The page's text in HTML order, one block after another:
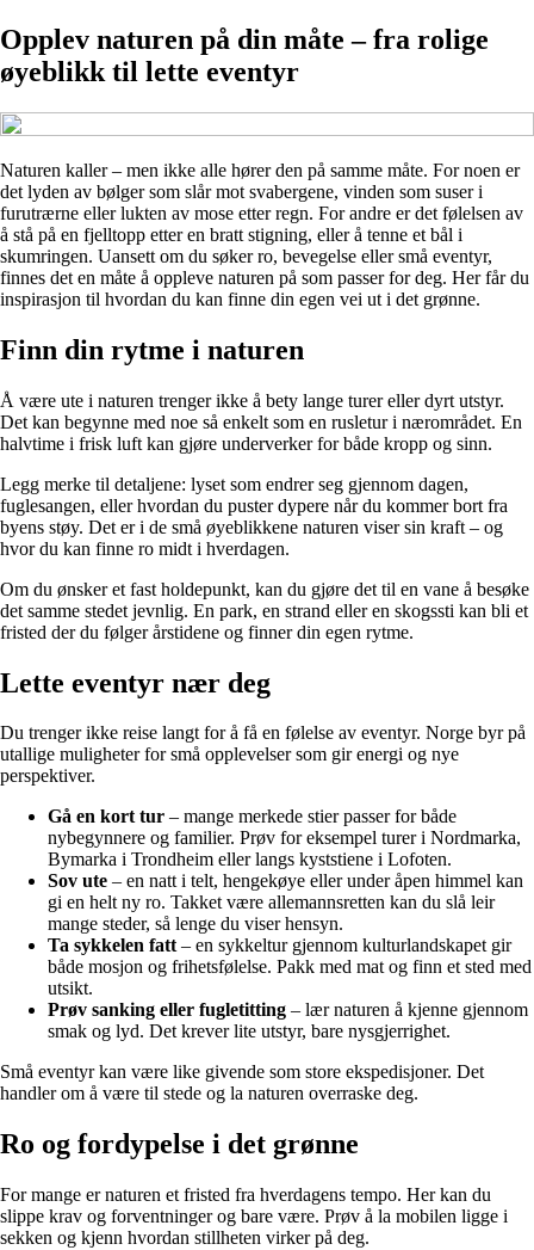
Opplev naturen på din måte – fra rolige
øyeblikk til lette eventyr
Naturen kaller – men ikke alle hører den på samme måte. For noen er
det lyden av bølger som slår mot svabergene, vinden som suser i
furutrærne eller lukten av mose etter regn. For andre er det følelsen av
å stå på en fjelltopp etter en bratt stigning, eller å tenne et bål i
skumringen. Uansett om du søker ro, bevegelse eller små eventyr,
finnes det en måte å oppleve naturen på som passer for deg. Her får du
inspirasjon til hvordan du kan finne din egen vei ut i det grønne.
Finn din rytme i naturen
Å være ute i naturen trenger ikke å bety lange turer eller dyrt utstyr.
Det kan begynne med noe så enkelt som en rusletur i nærområdet. En
halvtime i frisk luft kan gjøre underverker for både kropp og sinn.
Legg merke til detaljene: lyset som endrer seg gjennom dagen,
fuglesangen, eller hvordan du puster dypere når du kommer bort fra
byens støy. Det er i de små øyeblikkene naturen viser sin kraft – og
hvor du kan finne ro midt i hverdagen.
Om du ønsker et fast holdepunkt, kan du gjøre det til en vane å besøke
det samme stedet jevnlig. En park, en strand eller en skogssti kan bli et
fristed der du følger årstidene og finner din egen rytme.
Lette eventyr nær deg
Du trenger ikke reise langt for å få en følelse av eventyr. Norge byr på
utallige muligheter for små opplevelser som gir energi og nye
perspektiver.
Gå en kort tur – mange merkede stier passer for både
nybegynnere og familier. Prøv for eksempel turer i Nordmarka,
Bymarka i Trondheim eller langs kyststiene i Lofoten.
Sov ute – en natt i telt, hengekøye eller under åpen himmel kan
gi en helt ny ro. Takket være allemannsretten kan du slå leir
mange steder, så lenge du viser hensyn.
Ta sykkelen fatt– en sykkeltur gjennom kulturlandskapet gir
både mosjon og frihetsfølelse. Pakk med mat og finn et sted med
utsikt.
Prøv sanking eller fugletitting – lær naturen å kjenne gjennom
smak og lyd. Det krever lite utstyr, bare nysgjerrighet.
Små eventyr kan være like givende som store ekspedisjoner. Det
handler om å være til stede og la naturen overraske deg.
Ro og fordypelse i det grønne
For mange er naturen et fristed fra hverdagens tempo. Her kan du
slippe krav og forventninger og bare være. Prøv å la mobilen ligge i
sekken og kjenn hvordan stillheten virker på deg.